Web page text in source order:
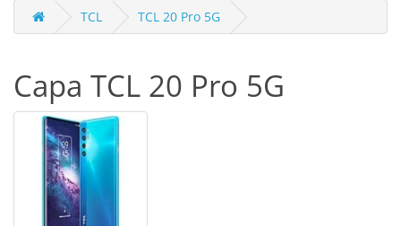
TCL TCL 20 Pro 5G
Capa TCL 20 Pro 5G